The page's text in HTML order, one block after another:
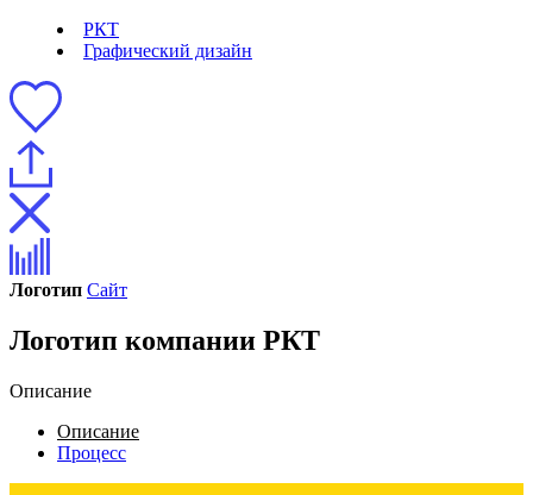
РКТ
Графический дизайн
Логотип Сайт
Логотип компании РКТ
Описание
Описание
Процесс